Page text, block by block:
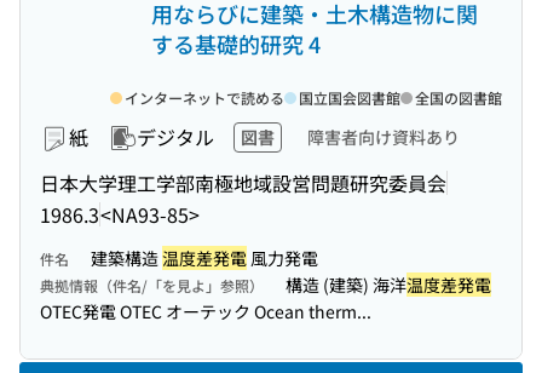
用ならびに建築・土木構造物に関
する基礎的研究 4
紙 デジタル 図書 障害者向け資料あり
日本大学理工学部南極地域設営問題研究委員会
1986.3<NA93-85>
インターネットで読める 国立国会図書館 全国の図書館
件名 建築構造温度差発電 風力発電
典拠情報（件名/「を見よ」参照） 構造 (建築) 海洋温度差発電
OTEC発電 OTEC オーテック Ocean therm...